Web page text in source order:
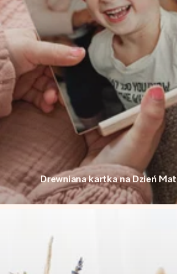
Drewniana kartka na Dzień